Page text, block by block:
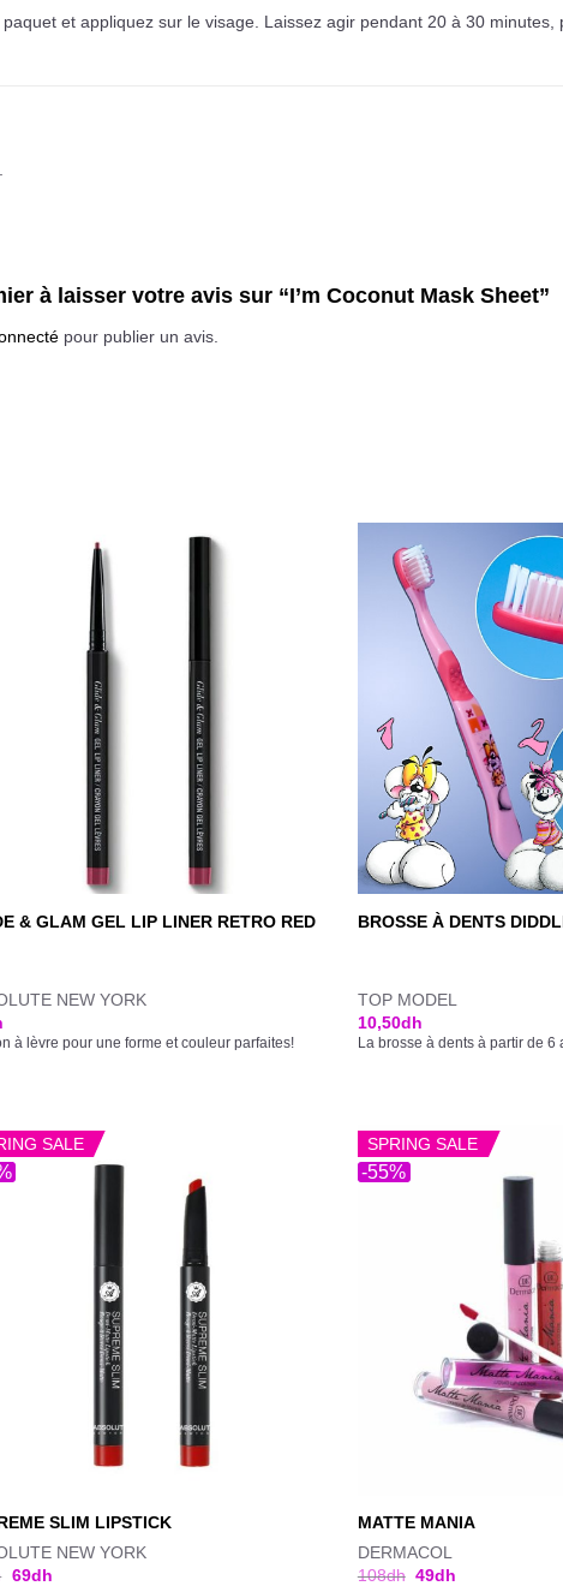
et appliquez sur le visage. Laissez agir pendant 20 à 30 minutes,
à laisser votre avis sur “I’m Coconut Mask Sheet”
pour publier un avis.
& GLAM GEL LIP LINER RETRO RED
NEW YORK
à lèvre pour une forme et couleur parfaites!
BROSSE À DENTS
TOP MODEL
10,50dh
La brosse à dents à partir de
SALE
SLIM LIPSTICK
NEW YORK
69dh
-55%
SPRING SALE
MATTE MANIA
DERMACOL
108dh 49dh